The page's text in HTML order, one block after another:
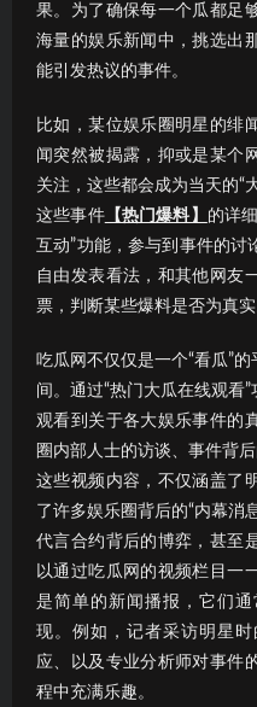
果。为了确保每一个瓜都足
海量的娱乐新闻中，挑选出
能引发热议的事件。
比如，某位娱乐圈明星的绯
闻突然被揭露，抑或是某个
关注，这些都会成为当天的“
这些事件【热门爆料】 的详
互动”功能，参与到事件的讨
自由发表看法，和其他网友
票，判断某些爆料是否为真实
吃瓜网不仅仅是一个“看瓜”
间。通过“热门大瓜在线观看
观看到关于各大娱乐事件的
圈内部人士的访谈、事件背
这些视频内容，不仅涵盖了
了许多娱乐圈背后的“内幕消
代言合约背后的博弈，甚至
以通过吃瓜网的视频栏目一
是简单的新闻播报，它们
现。例如，记者采访明星
应、以及专业分析师对事件
程中充满乐趣。